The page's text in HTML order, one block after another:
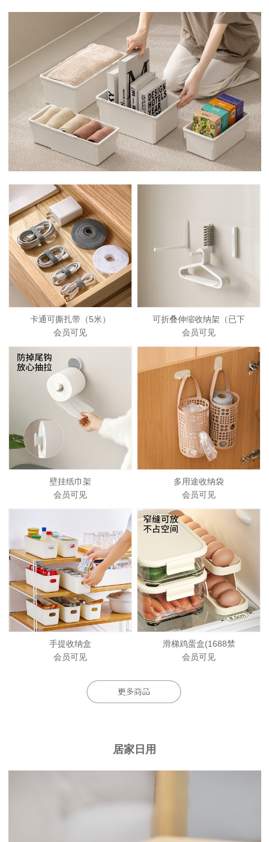
卡通可撕扎带（5米）
会员可见
可折叠伸缩收纳架（已下
会员可见
壁挂纸巾架
会员可见
多用途收纳袋
会员可见
手提收纳盒
会员可见
滑梯鸡蛋盒(1688禁
会员可见
居家日用